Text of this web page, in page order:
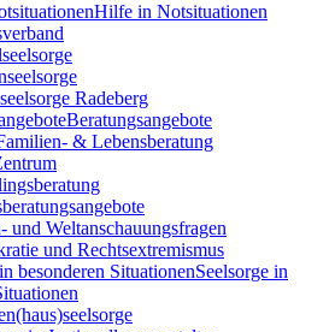
Hilfe in Notsituationen
Radeberg
Beratungsangebote
& Lebensberatung
und Weltanschauungsfragen
und Rechtsextremismus
Seelsorge in